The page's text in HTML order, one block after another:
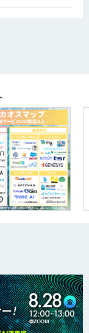
成研修